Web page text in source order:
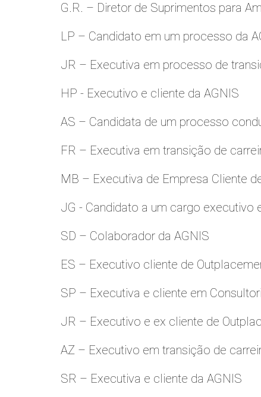
G.R. – Diretor de Suprimentos para
LP – Candidato em um processo da
JR – Executiva em processo de
HP - Executivo e cliente da AGNIS
AS – Candidata de um processo
FR – Executiva em transição de
MB – Executiva de Empresa Cliente
JG - Candidato a um cargo executivo
SD – Colaborador da AGNIS
ES – Executivo cliente de
SP – Executiva e cliente em
JR – Executivo e ex cliente de
AZ – Executivo em transição de
SR – Executiva e cliente da AGNIS